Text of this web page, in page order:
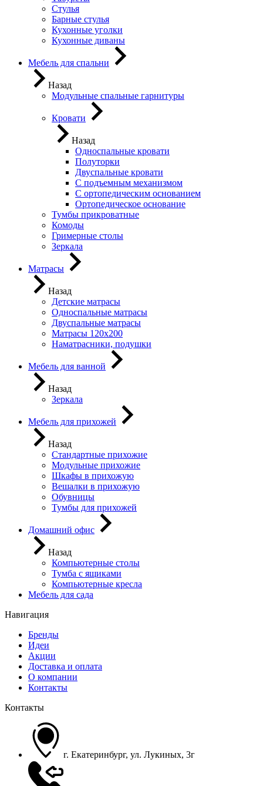
Стулья
Барные стулья
Кухонные уголки
Кухонные диваны
Мебель для спальни
Назад
Модульные спальные гарнитуры
Кровати
Назад
Односпальные кровати
Полуторки
Двуспальные кровати
С подъемным механизмом
С ортопедическим основанием
Ортопедическое основание
Тумбы прикроватные
Комоды
Гримерные столы
Зеркала
Матрасы
Назад
Детские матрасы
Односпальные матрасы
Двуспальные матрасы
Матрасы 120х200
Наматрасники, подушки
Мебель для ванной
Назад
Зеркала
Мебель для прихожей
Назад
Стандартные прихожие
Модульные прихожие
Шкафы в прихожую
Вешалки в прихожую
Обувницы
Тумбы для прихожей
Домашний офис
Назад
Компьютерные столы
Тумба с ящиками
Компьютерные кресла
Мебель для сада
Навигация
Бренды
Идеи
Акции
Доставка и оплата
О компании
Контакты
Контакты
г. Екатеринбург, ул. Лукиных, 3г